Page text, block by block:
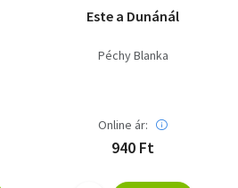
Este a Dunánál
Péchy Blanka
Online ár:
940 Ft